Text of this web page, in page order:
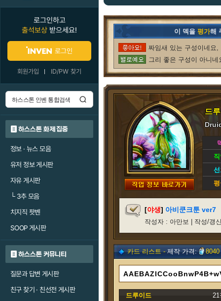
로그인하고
출석보상 받으세요!
로그인
회원가입 ID/PW 찾기
하스스톤 화제 집중
정보 · 뉴스 모음
유저 정보 게시판
자유 게시판
└3추 모음
치지직 팟벤
SOOP 게시판
하스스톤 커뮤니티
질문과 답변 게시판
친구 찾기 · 친선전 게시판
이 덱을 평가해
짜임새 있는 구성이네요,
그리 좋은 구성이 아니네
드
[야생] 아비쿤크툰 ver7
작성자 : 아만보 | 작성/갱
카드 리스트 -제작 가격: 8040
드루이드
21